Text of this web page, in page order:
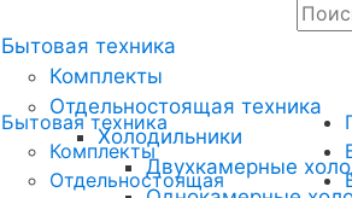
Бытовая техника
Комплекты
Отдельностоящая техника
Холодильники
Двухкамерные
Бытовая техника
Комплекты
Отдельностоящая